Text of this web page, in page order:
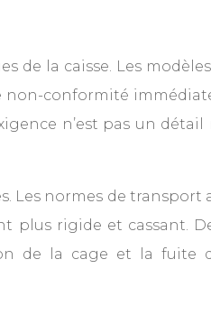
de la caisse. Les
non-conformité
n’est pas un
Les normes de
plus rigide et cassant.
de la cage et la fuite